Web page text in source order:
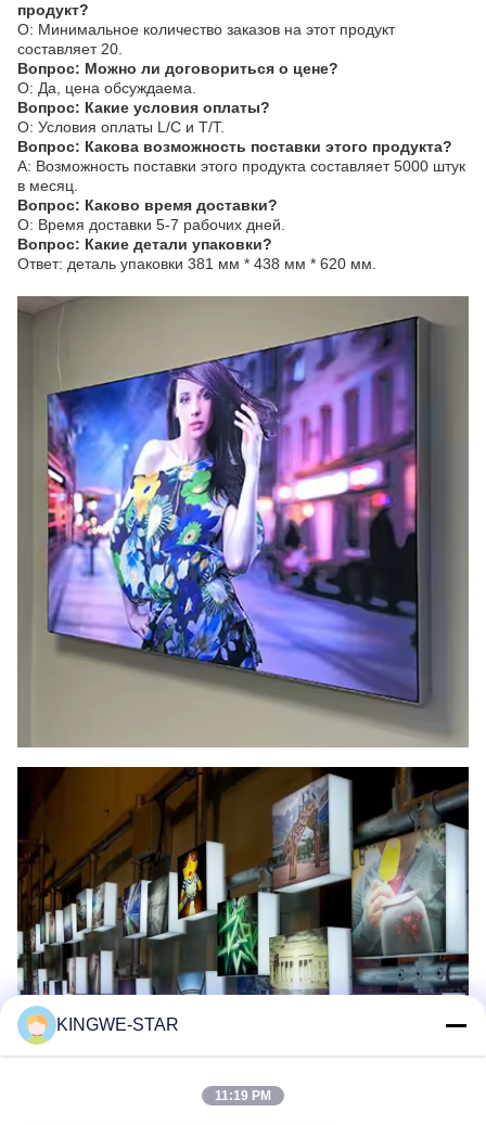
продукт?
О: Минимальное количество заказов на этот продукт
составляет 20.
Вопрос: Можно ли договориться о цене?
О: Да, цена обсуждаема.
Вопрос: Какие условия оплаты?
О: Условия оплаты L/C и T/T.
Вопрос: Какова возможность поставки этого продукта?
A: Возможность поставки этого продукта составляет 5000 штук
в месяц.
Вопрос: Каково время доставки?
О: Время доставки 5-7 рабочих дней.
Вопрос: Какие детали упаковки?
Ответ: деталь упаковки 381 мм * 438 мм * 620 мм.
KINGWE-STAR
11:19 PM